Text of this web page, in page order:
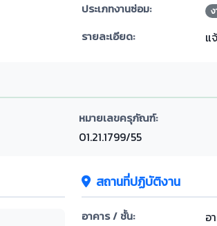
ประเภทงานซ่อม:
รายละเอียด: แ
หมายเลขครุภัณฑ์:
01.21.1799/55
สถานที่ปฏิบัติงาน
อาคาร / ชั้น: อ